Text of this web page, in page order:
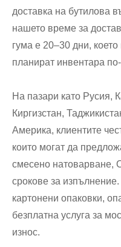
доставка на бутилова
нашето време за
гума е 20–30 дни,
планират инвентара
На пазари като Русия,
Киргизстан,
Америка, клиентите
които могат да
смесено натоварване,
срокове за
картонени опаковки,
безплатна услуга за
износ.